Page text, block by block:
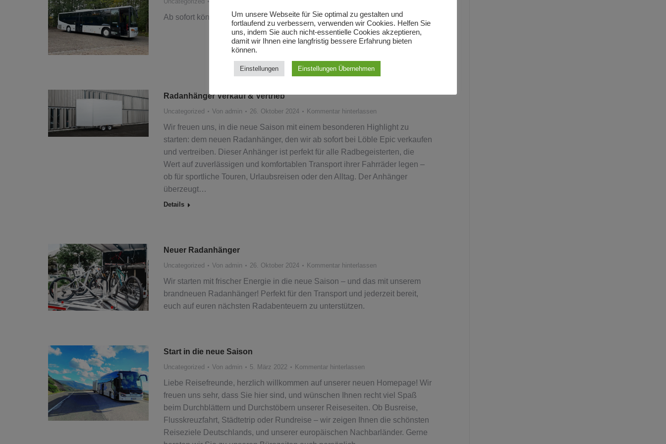
Ab sofort könnt ihr unseren Fahrschulbus mieten! Weitere Infos findet ihr hier
Radanhänger Verkauf & Vertrieb
Uncategorized Von admin 26. Oktober 2024 Kommentar hinterlassen
Wir freuen uns, in die neue Saison mit einem besonderen Highlight zu
starten: dem neuen Radanhänger, den wir ab sofort bei Löble Epic verkaufen
und vertreiben. Dieser Anhänger ist perfekt für alle Radbegeisterten, die
Wert auf zuverlässigen und komfortablen Transport ihrer Fahrräder legen –
ob für sportliche Touren, Urlaubsreisen oder den Alltag. Der Anhänger
überzeugt…
Details
Neuer Radanhänger
Uncategorized Von admin 26. Oktober 2024 Kommentar hinterlassen
Wir starten mit frischer Energie in die neue Saison – und das mit unserem
brandneuen Radanhänger! Perfekt für den Transport und jederzeit bereit,
euch auf euren nächsten Radabenteuern zu unterstützen.
Start in die neue Saison
Uncategorized Von admin 5. März 2022 Kommentar hinterlassen
Liebe Reisefreunde, herzlich willkommen auf unserer neuen Homepage! Wir
freuen uns sehr, dass Sie hier sind, und wünschen Ihnen recht viel Spaß
beim Durchblättern und Durchstöbern unserer Reiseseiten. Ob Busreise,
Flusskreuzfahrt, Städtetrip oder Rundreise – wir zeigen Ihnen die schönsten
Reiseziele Deutschlands, und unserer europäischen Nachbarländer. Gerne
Um unsere Webseite für Sie optimal zu gestalten und
fortlaufend zu verbessern, verwenden wir Cookies. Helfen Sie
uns, indem Sie auch nicht-essentielle Cookies akzeptieren,
damit wir Ihnen eine langfristig bessere Erfahrung bieten
können.
Einstellungen Einstellungen Übernehmen